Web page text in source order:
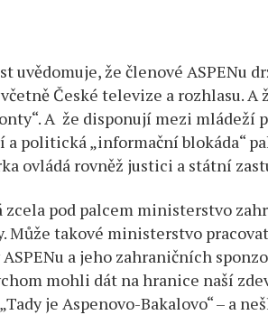
uvědomuje, že členové ASPENu
České televize a rozhlasu. A
A že disponují mezi mládeží
a politická „informační blokáda“
ovládá rovněž justici a státní
zcela pod palcem ministerstvo
takové ministerstvo pracovat
a jeho zahraničních
mohli dát na hranice naší
je Aspenovo-Bakalovo“ – a